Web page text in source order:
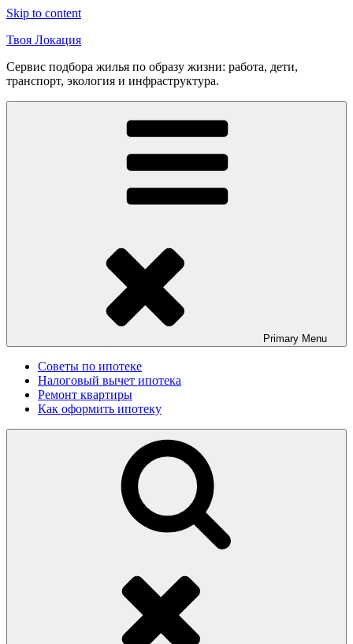
Skip to content
Твоя Локация
Сервис подбора жилья по образу жизни: работа, дети,
транспорт, экология и инфраструктура.
Primary Menu
Советы по ипотеке
Налоговый вычет ипотека
Ремонт квартиры
Как оформить ипотеку